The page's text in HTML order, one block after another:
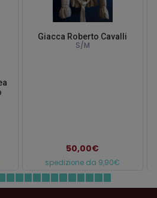
Giacca Roberto Cavalli
S/M
50,00€
spedizione da 9,90€